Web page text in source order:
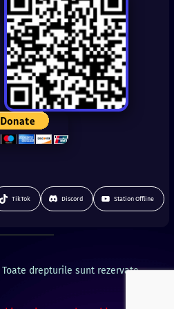
TikTok Discord Station Offline
drepturile sunt rezervate